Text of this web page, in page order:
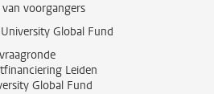
van voorgangers
Global Fund
Leiden
Global Fund